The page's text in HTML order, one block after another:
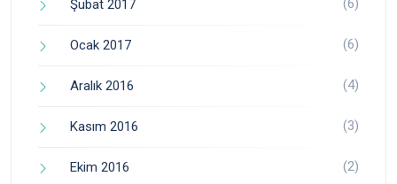
Şubat 2017 (6)
Ocak 2017 (6)
Aralık 2016 (4)
Kasım 2016 (3)
Ekim 2016 (2)